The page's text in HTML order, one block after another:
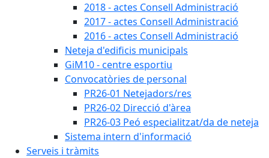
2018 - actes Consell Administració
2017 - actes Consell Administració
2016 - actes Consell Administració
Neteja d'edificis municipals
GiM10 - centre esportiu
Convocatòries de personal
PR26-01 Netejadors/res
PR26-02 Direcció d'àrea
PR26-03 Peó especialitzat/da de neteja
Sistema intern d'informació
Serveis i tràmits